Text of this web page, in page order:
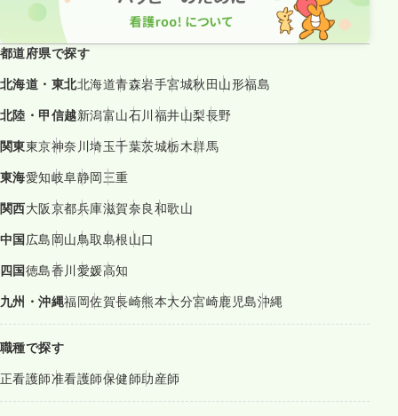
都道府県で探す
北海道・東北北海道青森岩手宮城秋田山形福島
北陸・甲信越新潟富山石川福井山梨長野
関東東京神奈川埼玉千葉茨城栃木群馬
東海愛知岐阜静岡三重
関西大阪京都兵庫滋賀奈良和歌山
中国広島岡山鳥取島根山口
四国徳島香川愛媛高知
九州・沖縄福岡佐賀長崎熊本大分宮崎鹿児島沖縄
職種で探す
正看護師准看護師保健師助産師